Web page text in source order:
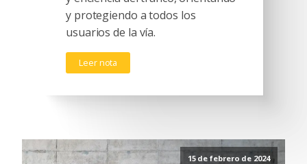
y protegiendo a todos los
usuarios de la vía.
Leer nota
15 de febrero de 2024